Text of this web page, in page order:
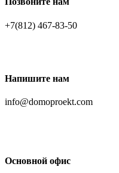
+7(812) 467-83-50
Напишите нам
info@domoproekt.com
Основной офис